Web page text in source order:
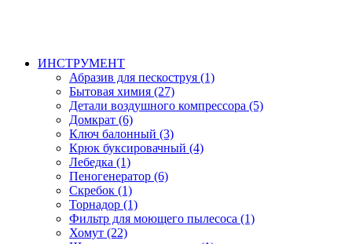
ИНСТРУМЕНТ
Абразив для пескоструя (1)
Бытовая химия (27)
Детали воздушного компрессора (5)
Домкрат (6)
Ключ балонный (3)
Крюк буксировачный (4)
Лебедка (1)
Пеногенератор (6)
Скребок (1)
Торнадор (1)
Фильтр для моющего пылесоса (1)
Хомут (22)